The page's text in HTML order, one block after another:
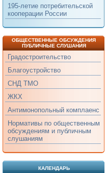
195-летие потребительской
кооперации России
ОБЩЕСТВЕННЫЕ ОБСУЖДЕНИЯ
ПУБЛИЧНЫЕ СЛУШАНИЯ
Градостроительство
Благоустройство
СНД ТМО
ЖКХ
Антимонопольный комплаенс
Нормативы по общественным
обсуждениям и публичным
слушаниям
КАЛЕНДАРЬ